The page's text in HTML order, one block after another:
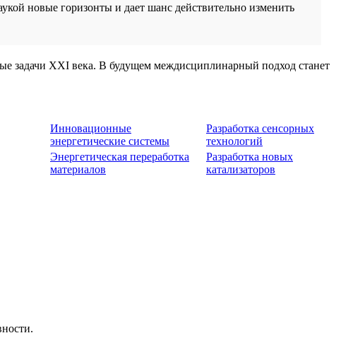
новые горизонты и дает шанс действительно изменить
задачи XXI века. В будущем междисциплинарный подход станет
Инновационные
энергетические системы
Разработка сенсорных
технологий
Энергетическая переработка
материалов
Разработка новых
катализаторов